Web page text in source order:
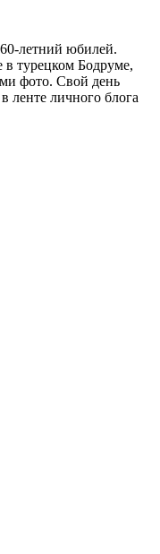
юбилей.
в турецком Бодруме,
фото. Свой день
ленте личного блога